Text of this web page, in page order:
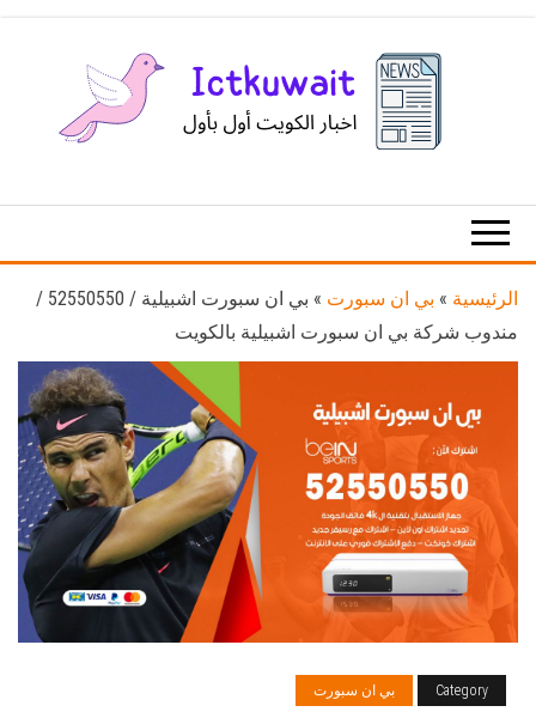
الكويت
الرئيسية » بي ان سبورت »
بي ان سبورت اشبيلية / 52550550 /
مندوب شركة بي ان سبورت اشبيلية بالكويت
Category بي ان سبورت